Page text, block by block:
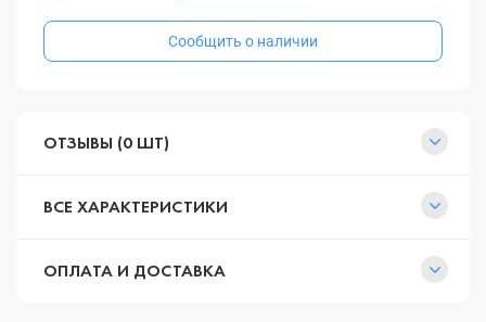
Сообщить о наличии
ОТЗЫВЫ (0 ШТ)
ВСЕ ХАРАКТЕРИСТИКИ
ОПЛАТА И ДОСТАВКА